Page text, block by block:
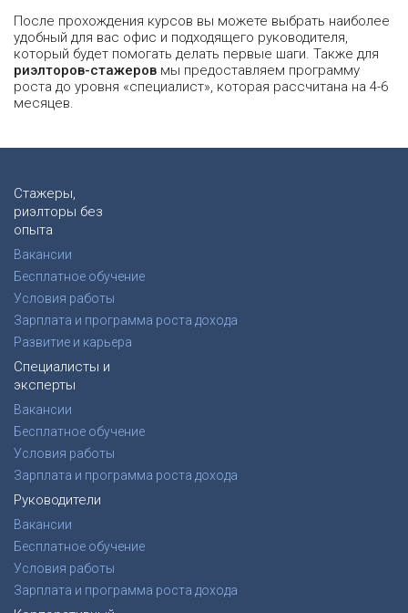
После прохождения курсов вы можете выбрать наиболее
удобный для вас офис и подходящего руководителя,
который будет помогать делать первые шаги. Также для
риэлторов-стажеров мы предоставляем программу
роста до уровня «специалист», которая рассчитана на 4-6
месяцев.
Стажеры,
риэлторы без
опыта
Вакансии
Бесплатное обучение
Условия работы
Зарплата и программа роста дохода
Развитие и карьера
Специалисты и
эксперты
Вакансии
Бесплатное обучение
Условия работы
Зарплата и программа роста дохода
Руководители
Вакансии
Бесплатное обучение
Условия работы
Зарплата и программа роста дохода